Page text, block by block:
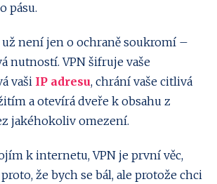
pásu.
už není jen o ochraně soukromí –
nutností. VPN šifruje vaše
vaši IP adresu, chrání vaše citlivá
a otevírá dveře k obsahu z
jakéhokoliv omezení.
k internetu, VPN je první věc,
že bych se bál, ale protože chci